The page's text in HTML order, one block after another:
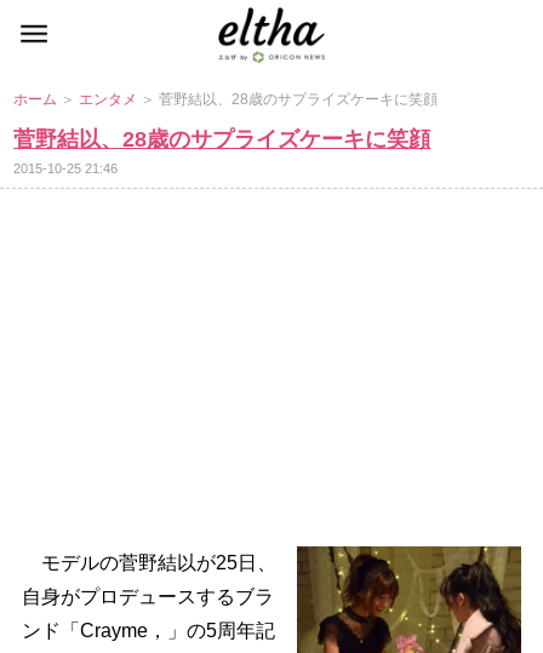
ホーム ＞ エンタメ ＞ 菅野結以、28歳のサプライズケーキに笑顔
菅野結以、28歳のサプライズケーキに笑顔
2015-10-25 21:46
モデルの菅野結以が25日、
自身がプロデュースするブラ
ンド「Crayme，」の5周年記